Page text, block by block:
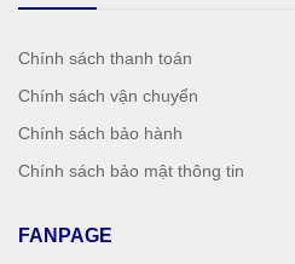
Chính sách thanh toán
Chính sách vận chuyển
Chính sách bảo hành
Chính sách bảo mật thông tin
FANPAGE